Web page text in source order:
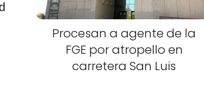
Procesan a agente de la
FGE por atropello en
carretera San Luis